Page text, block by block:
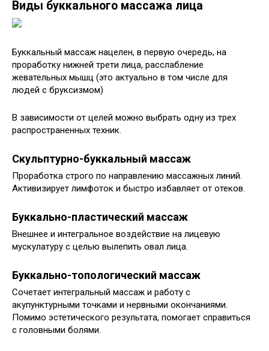
Виды буккального массажа лица
Буккальный массаж нацелен, в первую очередь, на
проработку нижней трети лица, расслабление
жевательных мышц (это актуально в том числе для
людей с бруксизмом)
В зависимости от целей можно выбрать одну из трех
распространенных техник.
Скульптурно-буккальный массаж
Проработка строго по направлению массажных линий.
Активизирует лимфоток и быстро избавляет от отеков.
Буккально-пластический массаж
Внешнее и интегральное воздействие на лицевую
мускулатуру с целью вылепить овал лица.
Буккально-топологический массаж
Сочетает интегральный массаж и работу с
акупунктурными точками и нервными окончаниями.
Помимо эстетического результата, помогает справиться
с головными болями.